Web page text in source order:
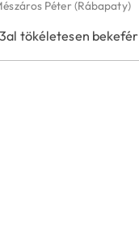
Péter(Rábapaty)
tökéletesen bekefér